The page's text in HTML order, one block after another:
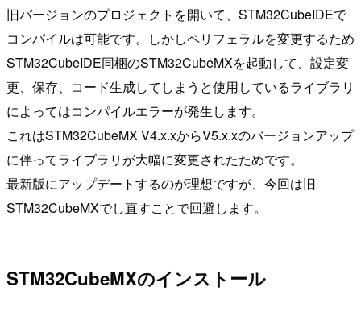
旧バージョンのプロジェクトを開いて、STM32CubeIDEで
コンパイルは可能です。しかしペリフェラルを変更するため
STM32CubeIDE同梱のSTM32CubeMXを起動して、設定変
更、保存、コード生成してしまうと使用しているライブラリ
によってはコンパイルエラーが発生します。
これはSTM32CubeMX V4.x.xからV5.x.xのバージョンアップ
に伴ってライブラリが大幅に変更されたためです。
最新版にアップデートするのが理想ですが、今回は旧
STM32CubeMXでし直すことで回避します。
STM32CubeMXのインストール